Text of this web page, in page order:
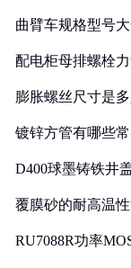
曲臂车规格型号
配电柜母排螺栓
膨胀螺丝尺寸是
镀锌方管有哪些
D400球墨铸铁井
覆膜砂的耐高温
RU7088R功率